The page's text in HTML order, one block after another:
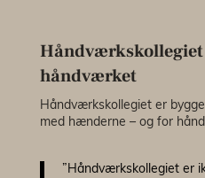
Håndværkskollegiet
håndværket
Håndværkskollegiet er
med hænderne – og for
”Håndværkskollegiet er